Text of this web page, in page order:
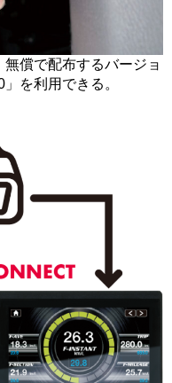
償で配布するバージョ
を利用できる。